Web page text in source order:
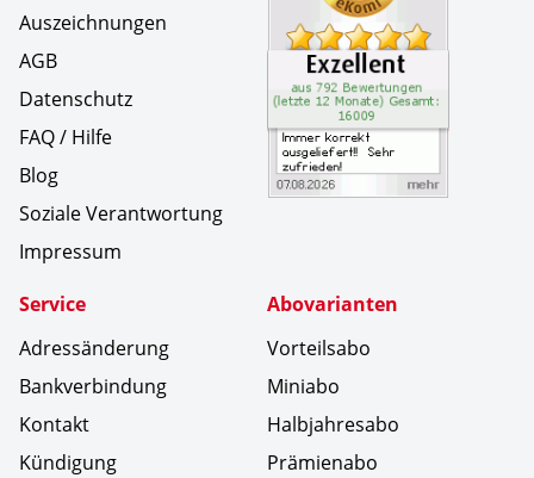
Auszeichnungen
AGB
Datenschutz
FAQ / Hilfe
Blog
Soziale Verantwortung
Impressum
Service
Adressänderung
Bankverbindung
Kontakt
Kündigung
Abovarianten
Vorteilsabo
Miniabo
Halbjahresabo
Prämienabo